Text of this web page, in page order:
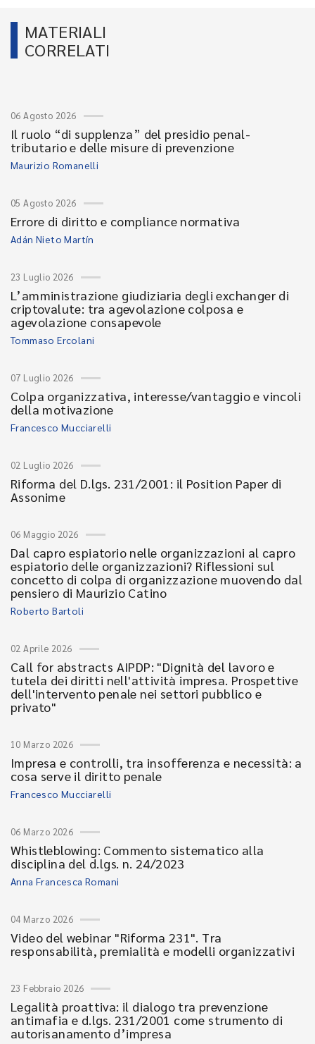
MATERIALI
CORRELATI
06 Agosto 2026
Il ruolo “di supplenza” del presidio penal-
tributario e delle misure di prevenzione
Maurizio Romanelli
05 Agosto 2026
Errore di diritto e compliance normativa
Adán Nieto Martín
23 Luglio 2026
L’amministrazione giudiziaria degli exchanger di
criptovalute: tra agevolazione colposa e
agevolazione consapevole
Tommaso Ercolani
07 Luglio 2026
Colpa organizzativa, interesse/vantaggio e vincoli
della motivazione
Francesco Mucciarelli
02 Luglio 2026
Riforma del D.lgs. 231/2001: il Position Paper di
Assonime
06 Maggio 2026
Dal capro espiatorio nelle organizzazioni al capro
espiatorio delle organizzazioni? Riflessioni sul
concetto di colpa di organizzazione muovendo dal
pensiero di Maurizio Catino
Roberto Bartoli
02 Aprile 2026
Call for abstracts AIPDP: "Dignità del lavoro e
tutela dei diritti nell'attività impresa. Prospettive
dell'intervento penale nei settori pubblico e
privato"
10 Marzo 2026
Impresa e controlli, tra insofferenza e necessità: a
cosa serve il diritto penale
Francesco Mucciarelli
06 Marzo 2026
Whistleblowing: Commento sistematico alla
disciplina del d.lgs. n. 24/2023
Anna Francesca Romani
04 Marzo 2026
Video del webinar "Riforma 231". Tra
responsabilità, premialità e modelli organizzativi
23 Febbraio 2026
Legalità proattiva: il dialogo tra prevenzione
antimafia e d.lgs. 231/2001 come strumento di
autorisanamento d’impresa